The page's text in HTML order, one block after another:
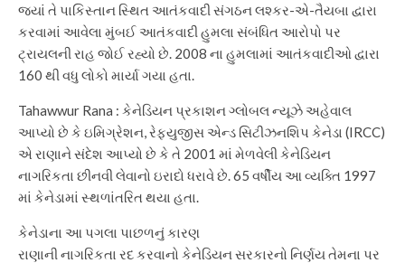
જ્યાં તે પાકિસ્તાન સ્થિત આતંકવાદી સંગઠન લશ્કર-એ-તૈયબા દ્વારા
કરવામાં આવેલા મુંબઈ આતંકવાદી હુમલા સંબંધિત આરોપો પર
ટ્રાયલની રાહ જોઈ રહ્યો છે. 2008 ના હુમલામાં આતંકવાદીઓ દ્વારા
160 થી વધુ લોકો માર્યા ગયા હતા.
Tahawwur Rana : કેનેડિયન પ્રકાશન ગ્લોબલ ન્યૂઝે અહેવાલ
આપ્યો છે કે ઇમિગ્રેશન, રેફ્યુજીસ એન્ડ સિટીઝનશિપ કેનેડા (IRCC)
એ રાણાને સંદેશ આપ્યો છે કે તે 2001 માં મેળવેલી કેનેડિયન
નાગરિકતા છીનવી લેવાનો ઇરાદો ધરાવે છે. 65 વર્ષીય આ વ્યક્તિ 1997
માં કેનેડામાં સ્થળાંતરિત થયા હતા.
કેનેડાના આ પગલા પાછળનું કારણ
રાણાની નાગરિકતા રદ કરવાનો કેનેડિયન સરકારનો નિર્ણય તેમના પર